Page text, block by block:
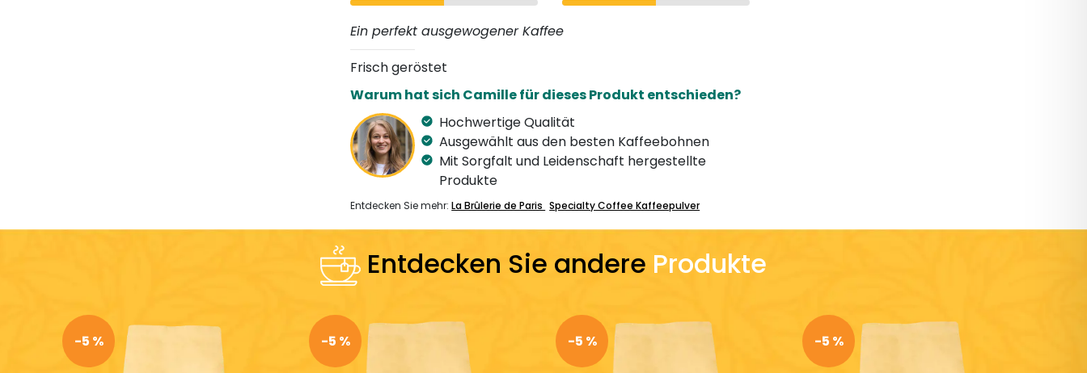
Ein perfekt ausgewogener Kaffee
Frisch geröstet
Warum hat sich Camille für dieses Produkt entschieden?
Hochwertige Qualität
Ausgewählt aus den besten Kaffeebohnen
Mit Sorgfalt und Leidenschaft hergestellte
Produkte
Entdecken Sie mehr:La Brûlerie de Paris Specialty Coffee Kaffeepulver
Entdecken Sie andere Produkte
-5 % -5 % -5 % -5 %